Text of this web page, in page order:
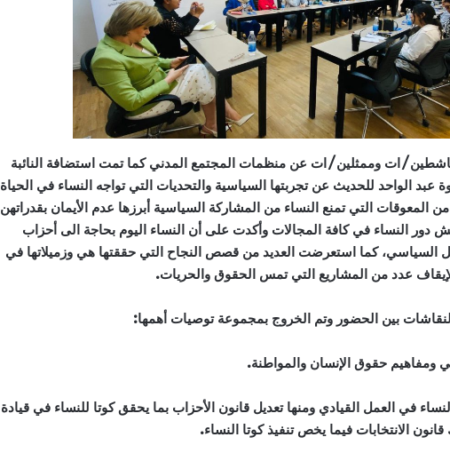
ات وممثلين/ات عن منظمات المجتمع المدني كما تمت استضافة النائبة
عبد الواحد للحديث عن تجربتها السياسية والتحديات التي تواجه النساء في الحياة
المعوقات التي تمنع النساء من المشاركة السياسية أبرزها عدم الأيمان بقدراتهن
دور النساء في كافة المجالات وأكدت على أن النساء اليوم بحاجة الى أحزاب
السياسي، كما استعرضت العديد من قصص النجاح التي حققتها هي وزميلاتها في
عدد من المشاريع التي تمس الحقوق والحريات.
بين الحضور وتم الخروج بمجموعة توصيات أهمها:
ومفاهيم حقوق الإنسان والمواطنة.
في العمل القيادي ومنها تعديل قانون الأحزاب بما يحقق كوتا للنساء في قيادة
الانتخابات فيما يخص تنفيذ كوتا النساء.